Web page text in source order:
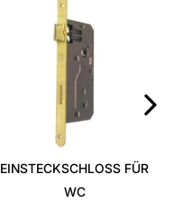
EINSTECKSCHLOSS FÜR
WC